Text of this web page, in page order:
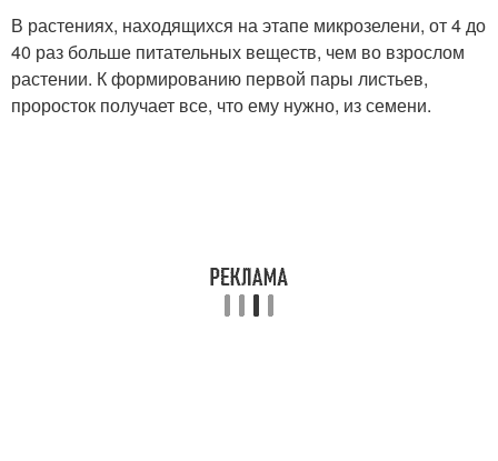
В растениях, находящихся на этапе микрозелени, от 4 до
40 раз больше питательных веществ, чем во взрослом
растении. К формированию первой пары листьев,
проросток получает все, что ему нужно, из семени.